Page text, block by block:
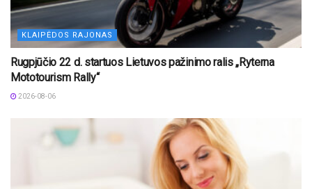
KLAIPĖDOS RAJONAS
Rugpjūčio 22 d. startuos Lietuvos pažinimo ralis „Ryterna
Mototourism Rally“
2026-08-06